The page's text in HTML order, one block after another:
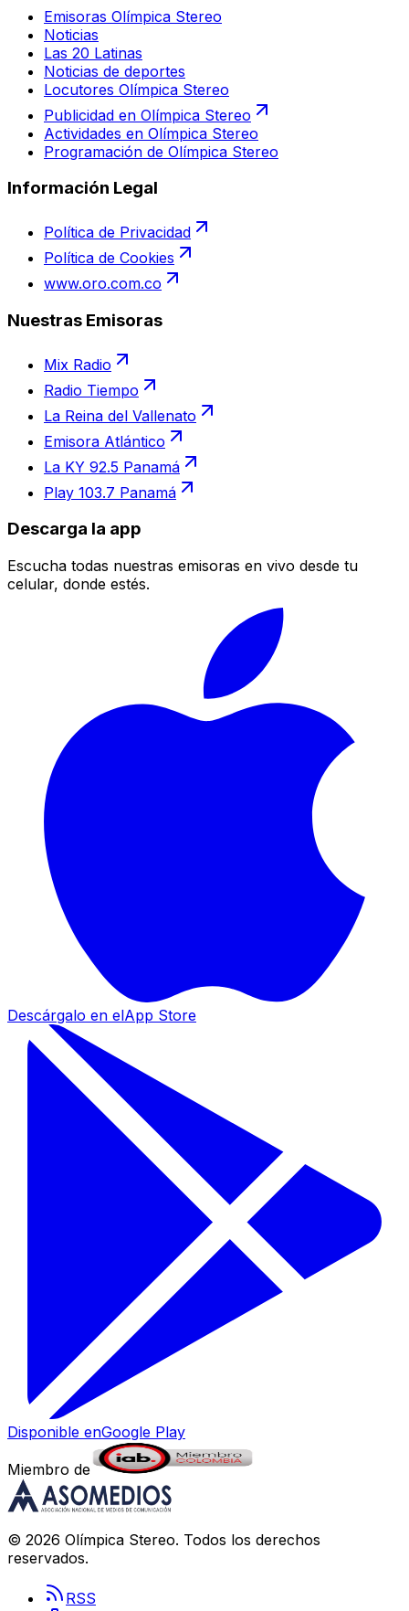
Emisoras Olímpica Stereo
Noticias
Las 20 Latinas
Noticias de deportes
Locutores Olímpica Stereo
Publicidad en Olímpica Stereo
Actividades en Olímpica Stereo
Programación de Olímpica Stereo
Información Legal
Política de Privacidad
Política de Cookies
www.oro.com.co
Nuestras Emisoras
Mix Radio
Radio Tiempo
La Reina del Vallenato
Emisora Atlántico
La KY 92.5 Panamá
Play 103.7 Panamá
Descarga la app
Escucha todas nuestras emisoras en vivo desde tu
celular, donde estés.
Descárgalo en elApp Store
Disponible enGoogle Play
Miembro de
© 2026 Olímpica Stereo. Todos los derechos
reservados.
RSS